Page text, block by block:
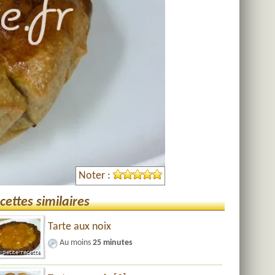
Noter :
similaires
Tarte aux noix
Au moins 25 minutes